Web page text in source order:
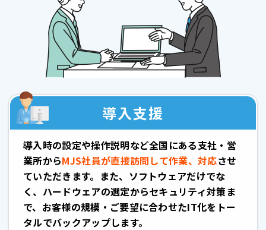
導入支援
導入時の設定や操作説明など全国にある支社・営
業所からMJS社員が直接訪問して作業、対応させ
ていただきます。また、ソフトウェアだけでな
く、ハードウェアの選定からセキュリティ対策ま
で、お客様の規模・ご要望に合わせたIT化をトー
タルでバックアップします。